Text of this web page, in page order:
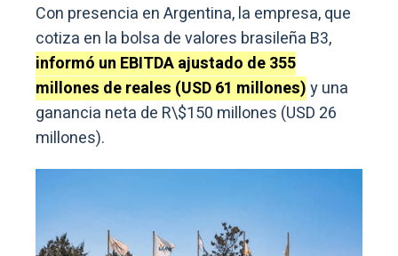
Con presencia en Argentina, la empresa, que
cotiza en la bolsa de valores brasileña B3,
informó un EBITDA ajustado de 355
millones de reales (USD 61 millones)y una
ganancia neta de R\$150 millones (USD 26
millones).